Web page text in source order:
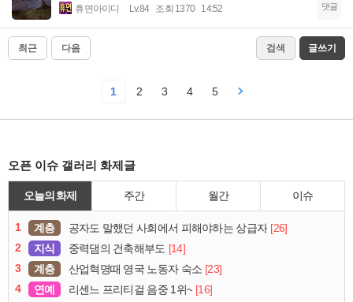
휴면아이디 Lv.84 조회 1370 14:52 댓글
최근 다음 검색 글쓰기
1 2 3 4 5
오픈 이슈 갤러리 화제글
오늘의 화제 주간 월간 이슈
1 계층 공자도 말했던 사회에서 피해야하는 상급자 [26]
2
지식 중력댐의 건축해부도 [14]
3
계층 산업혁명때 영국 노동자 숙소 [23]
4
연예 리센느 프리티걸 음중 1위~ [16]